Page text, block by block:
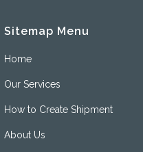
Sitemap Menu
Home
Our Services
How to Create Shipment
About Us